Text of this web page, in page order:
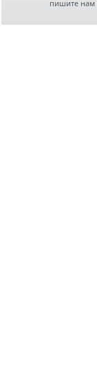
пишите нам